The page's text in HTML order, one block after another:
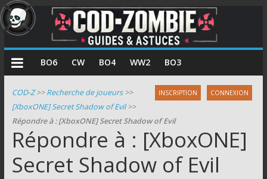
COD
Zombie
Guides
et
astuces
pour
le
BO6 CW BO4 WW2 BO3
INSCRIPTION CONNEXION
COD-Z>>Recherche de joueurs>>
[XboxONE] Secret Shadow of Evil>>
Répondre à : [XboxONE] Secret Shadow of Evil
Répondre à : [XboxONE]
Secret Shadow of Evil